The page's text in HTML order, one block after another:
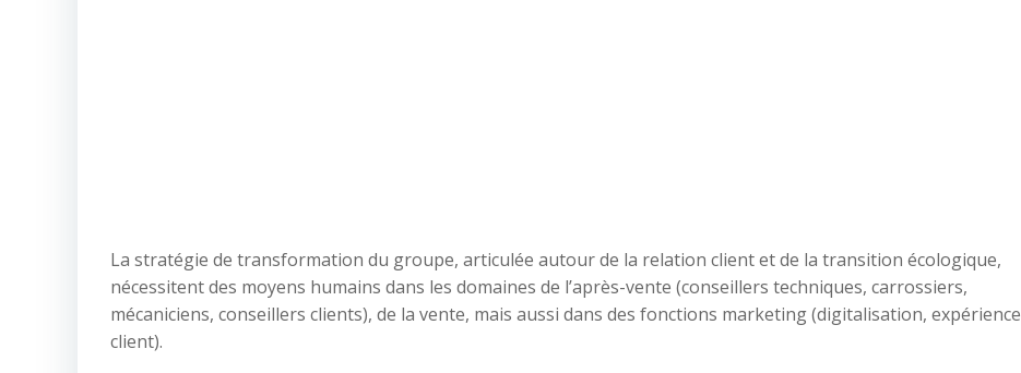
La stratégie de transformation du groupe, articulée autour de la relation client et de la transition écologique,
nécessitent des moyens humains dans les domaines de l’après-vente (conseillers techniques, carrossiers,
mécaniciens, conseillers clients), de la vente, mais aussi dans des fonctions marketing (digitalisation, expérience
client).